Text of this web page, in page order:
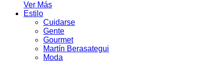
Ver Más
Estilo
Cuidarse
Gente
Gourmet
Martín Berasategui
Moda